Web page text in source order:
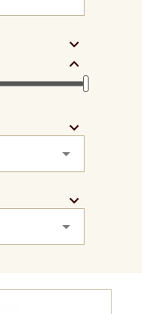







